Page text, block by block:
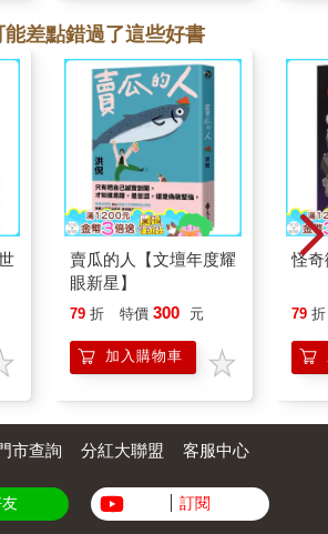
能差點錯過了這些好書
賣瓜的人【文壇年度耀
眼新星】
79 折 特價 300 元
加入購物車
怪
79 折
市查詢 分紅大聯盟 客服中心
訂閱